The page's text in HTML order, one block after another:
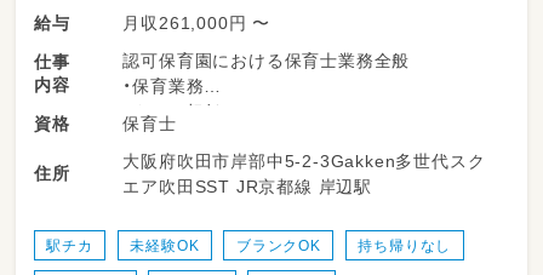
給与
月収261,000円 〜
仕事
内容
認可保育園における保育士業務全般
・保育業務
・クラス担任
・指導計画作成、記録
・その他保育に係る業務全般
資格 保育士
住所
大阪府吹田市岸部中5-2-3Gakken多世代スク
エア吹田SST JR京都線 岸辺駅
駅チカ 未経験OK ブランクOK 持ち帰りなし